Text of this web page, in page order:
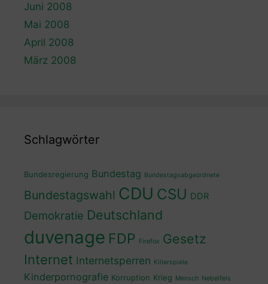
Juni 2008
Mai 2008
April 2008
März 2008
Schlagwörter
Bundesregierung Bundestag Bundestagsabgeordnete
Bundestagswahl CDU CSU DDR
Demokratie Deutschland
duvenage FDP Firefox Gesetz
Internet Internetsperren Killerspiele
Kinderpornografie Korruption Krieg Mensch Nebelfels